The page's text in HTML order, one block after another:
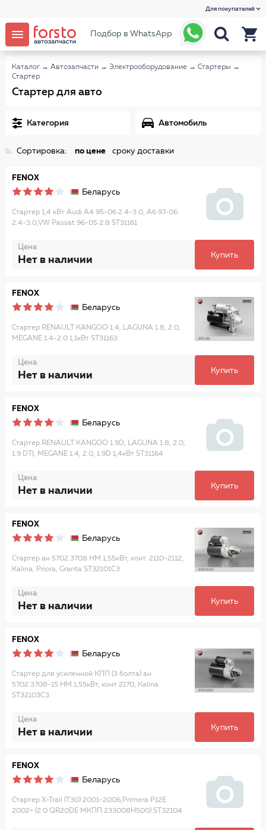
Для покупателей
Подбор в WhatsApp
Каталог → Автозапчасти → Электрооборудование → Стартеры →
Стартер
Стартер для авто
Категория Автомобиль
Сортировка: по цене сроку доставки
FENOX
Беларусь
Стартер 1,4 кВт Audi A4 95-06 2.4-3.0, A6 97-06
2.4-3.0,VW Passat 96-05 2.8 ST31161
Цена
Нет в наличии Купить
FENOX
Беларусь
Стартер RENAULT KANGOO 1.4, LAGUNA 1.8, 2.0,
MEGANE 1.4-2.0 1,1кВт ST31163
Цена
Нет в наличии Купить
FENOX
Беларусь
Стартер RENAULT KANGOO 1.9D, LAGUNA 1.8, 2.0,
1.9 DTI, MEGANE 1.4, 2.0, 1.9D 1,4кВт ST31164
Цена
Нет в наличии Купить
FENOX
Беларусь
Стартер ан 5702.3708 НМ 1,55кВт, конт. 2110-2112,
Kalina, Priora, Granta ST32101C3
Цена
Нет в наличии Купить
FENOX
Беларусь
Стартер для усиленной КПП (3 болта) ан
5702.3708-15 НМ 1,55кВт, конт 2170, Kalina
ST32103C3
Цена
Нет в наличии Купить
FENOX
Беларусь
Стартер X-Trail (T30) 2001-2006,Primera P12E
2002> (2.0 QR20DE МКПП 233008H500) ST32104